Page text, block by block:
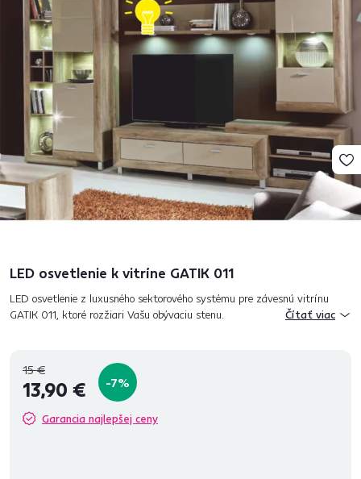
LED osvetlenie k vitríne GATIK 011
LED osvetlenie z luxusného sektorového systému pre závesnú vitrínu
GATIK 011, ktoré rozžiari Vašu obývaciu stenu.
Čítať viac
15 €
13,90 € -7%
Garancia najlepšej ceny